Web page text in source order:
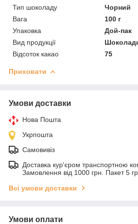
Тип шоколаду
Чорний
Вага
100 г
Упаковка
Дой-пак
Вид продукції
Відсоток какао
75
Приховати
Умови доставки
Нова Пошта
Укрпошта
Самовивіз
Доставка кур'єром транспортною
Замовлення від 1000 грн. Пакет 5
Всі умови доставки
Умови оплати